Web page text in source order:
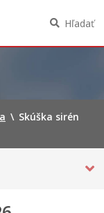
Hľadať
\ Skúška sirén